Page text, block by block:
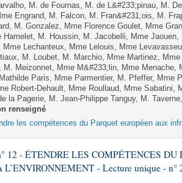
débatsM. de Fournas, M. de L&#233;pinau, M.
Engrand, M. Falcon, M. Fran&#231;ois, M.
M. Gonzalez, Mme Florence Goulet, Mme
Hamelet, M. Houssin, M. Jacobelli, Mme
Mme Lechanteux, Mme Lelouis, Mme
M. Loubet, M. Marchio, Mme Martinez,
M. Meizonnet, Mme M&#233;lin, Mme Menache,
Paris, Mme Parmentier, M. Pfeffer, Mme
Robert-Dehault, Mme Roullaud, Mme
la Pagerie, M. Jean-Philippe Tanguy, M.
renseigné
les compétences du Parquet européen aux
12 - ÉTENDRE LES COMPÉTENCES
- Lecture unique - n°